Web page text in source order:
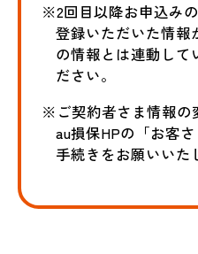
※2回目以降お申込み
登録いただいた情報
の情報とは連動して
ださい。
※ご契約者さま情報の
au損保HPの「お客
手続きをお願いいた